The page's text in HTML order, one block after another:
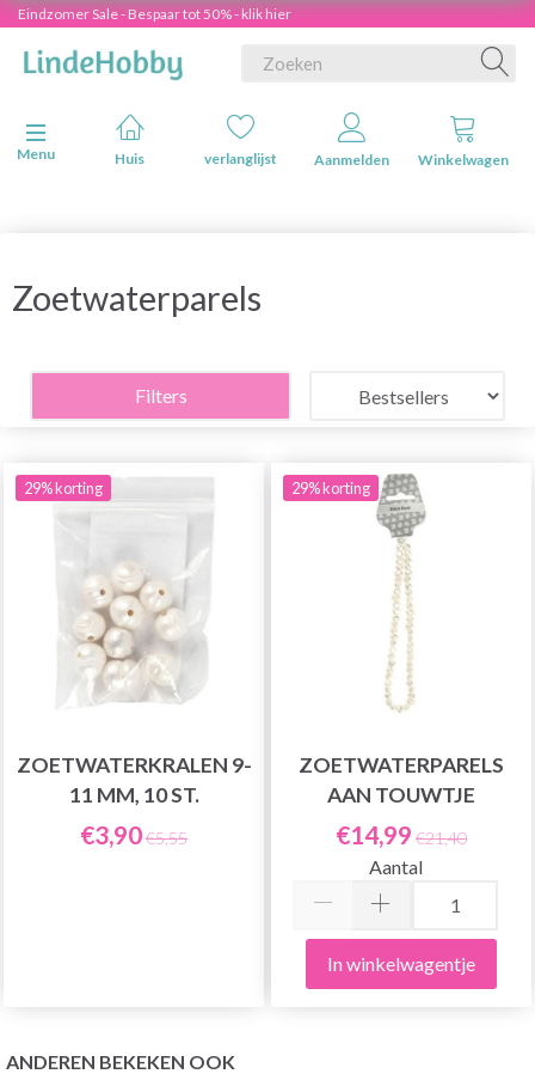
Eindzomer Sale - Bespaar tot 50% - klik hier
Navigatie in-/uitschakelen
Menu
Huis verlanglijst Aanmelden Winkelwagen
Zoetwaterparels
Filters
29% korting
ZOETWATERKRALEN 9-
11 MM, 10 ST.
€3,90€5,55
29% korting
ZOETWATERPARELS
AAN TOUWTJE
€14,99 €21,40
Aantal
In winkelwagentje
ANDEREN BEKEKEN OOK